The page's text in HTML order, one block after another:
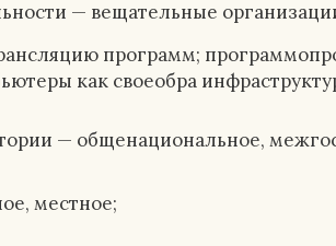
— вещательные
программ;
как своеобра
— общенациональное,
местное;